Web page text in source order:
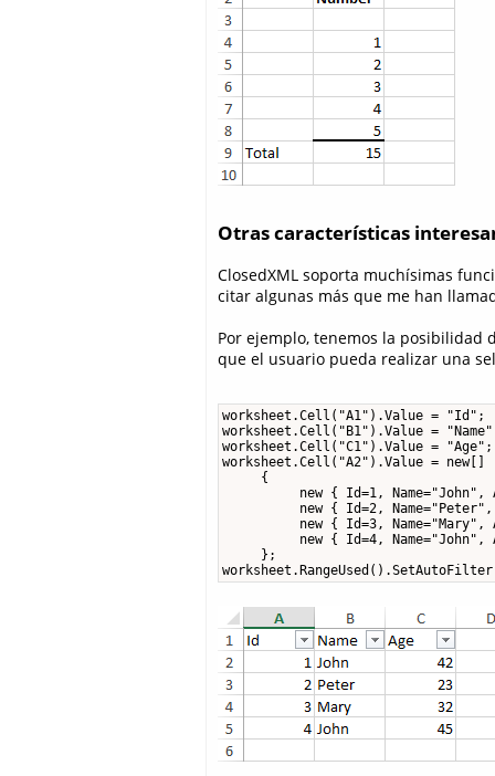
Otras características
ClosedXML soporta muchísimas
citar algunas más que me han
Por ejemplo, tenemos la posibilidad
que el usuario pueda realizar una
worksheet.Cell("A1").Value = "Id";
worksheet.Cell("B1").Value =
worksheet.Cell("C1").Value = "Age";
worksheet.Cell("A2").Value = new[]
     {
new { Id=1, Name="John",
new { Id=2,
new { Id=3, Name="Mary",
new { Id=4, Name="John",
     };